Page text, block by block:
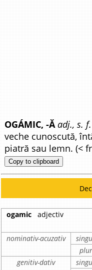
OGÁMIC, -Ă adj., s. f.
veche cunoscută,
piatră sau lemn. (<
Copy to clipboard
ogamic adjectiv
nominativ-acuzativ
genitiv-dativ